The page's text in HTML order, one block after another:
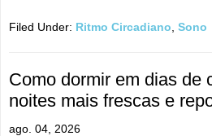
Filed Under: Ritmo Circadiano Sono
Como dormir em dias de
noites mais frescas e
ago. 04, 2026